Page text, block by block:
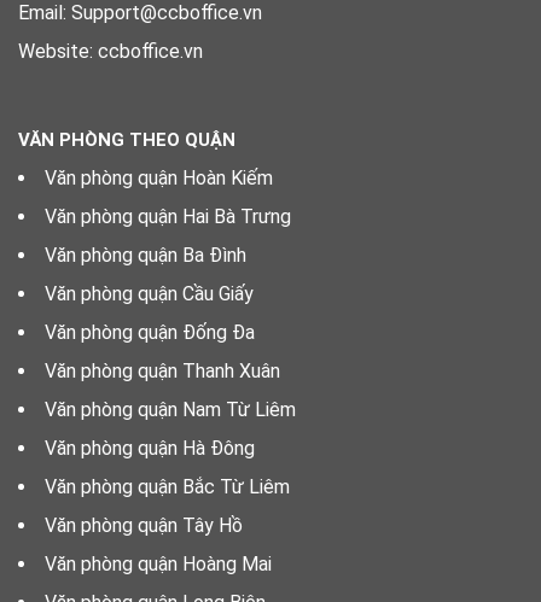
Email: Support@ccboffice.vn
Website: ccboffice.vn
VĂN PHÒNG THEO QUẬN
Văn phòng quận Hoàn Kiếm
Văn phòng quận Hai Bà Trưng
Văn phòng quận Ba Đình
Văn phòng quận Cầu Giấy
Văn phòng quận Đống Đa
Văn phòng quận Thanh Xuân
Văn phòng quận Nam Từ Liêm
Văn phòng quận Hà Đông
Văn phòng quận Bắc Từ Liêm
Văn phòng quận Tây Hồ
Văn phòng quận Hoàng Mai